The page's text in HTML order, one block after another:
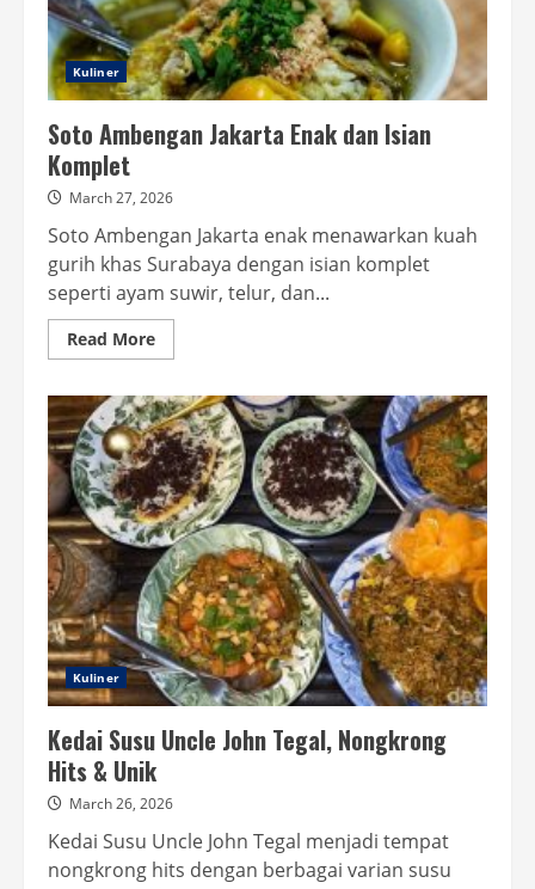
Kuliner
Soto Ambengan Jakarta Enak dan Isian
Komplet
March 27, 2026
Soto Ambengan Jakarta enak menawarkan kuah
gurih khas Surabaya dengan isian komplet
seperti ayam suwir, telur, dan...
Read MoreRead
more
Ambengan
Jakarta
Enak
dan
Isian
Komplet
Kuliner
Kedai Susu Uncle John Tegal, Nongkrong
Hits & Unik
March 26, 2026
Kedai Susu Uncle John Tegal menjadi tempat
nongkrong hits dengan berbagai varian susu